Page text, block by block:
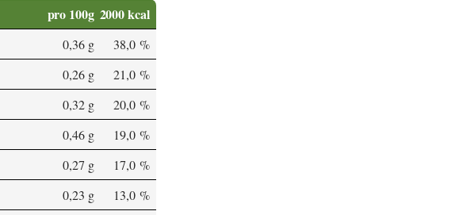
pro 100g 2000 kcal
0,36 g
38,0 %
0,26 g
21,0 %
0,32 g
20,0 %
0,46 g
19,0 %
0,27 g
17,0 %
0,23 g
13,0 %